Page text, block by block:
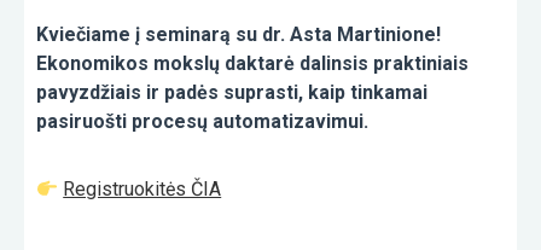
Kviečiame į seminarą su dr. Asta Martinione!
Ekonomikos mokslų daktarė dalinsis praktiniais
pavyzdžiais ir padės suprasti, kaip tinkamai
pasiruošti procesų automatizavimui.
Registruokitės ČIA